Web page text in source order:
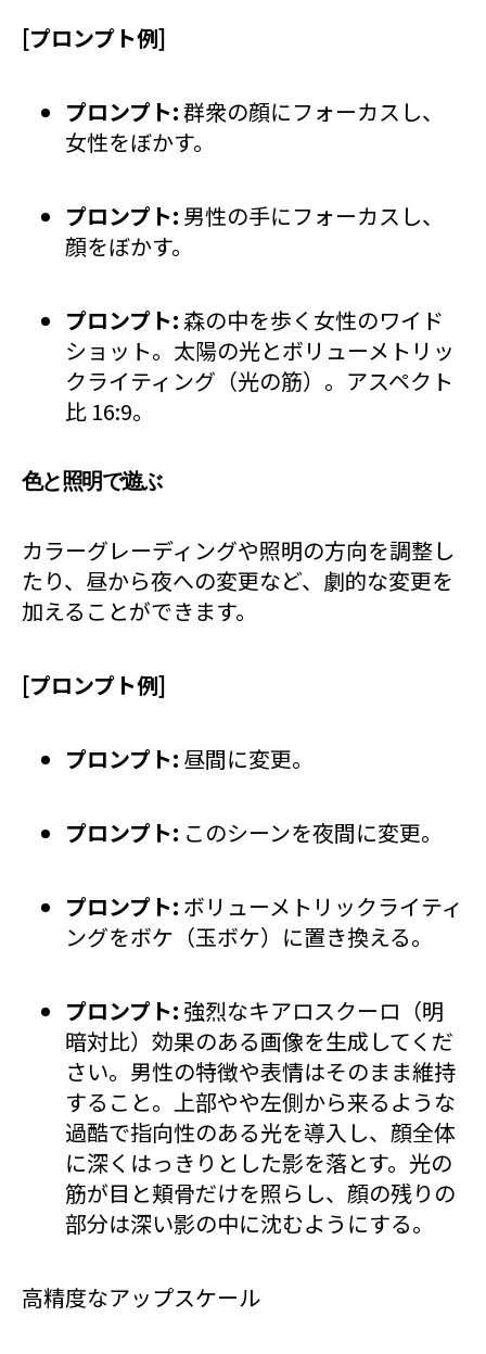
[プロンプト例]
プロンプト:群衆の顔にフォーカスし、
女性をぼかす。
プロンプト: 男性の手にフォーカスし、
顔をぼかす。
プロンプト:森の中を歩く女性のワイド
ショット。太陽の光とボリューメトリッ
クライティング（光の筋）。アスペクト
比 16:9。
色と照明で遊ぶ
カラーグレーディングや照明の方向を調整し
たり、昼から夜への変更など、劇的な変更を
加えることができます。
[プロンプト例]
プロンプト: 昼間に変更。
プロンプト: このシーンを夜間に変更。
プロンプト: ボリューメトリックライティ
ングをボケ（玉ボケ）に置き換える。
プロンプト: 強烈なキアロスクーロ（明
暗対比）効果のある画像を生成してくだ
さい。男性の特徴や表情はそのまま維持
すること。上部やや左側から来るような
過酷で指向性のある光を導入し、顔全体
に深くはっきりとした影を落とす。光の
筋が目と頬骨だけを照らし、顔の残りの
部分は深い影の中に沈むようにする。
高精度なアップスケール